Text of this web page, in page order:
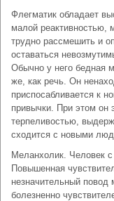
Флегматик обладает
малой реактивностью,
трудно рассмешить и
оставаться
Обычно у него бедная
же, как речь. Он
приспосабливается к
привычки. При этом он
терпеливостью,
сходится с новыми
Меланхолик. Человек
Повышенная
незначительный повод
болезненно